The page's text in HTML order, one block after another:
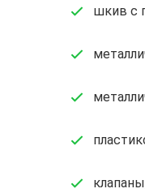
шкив с